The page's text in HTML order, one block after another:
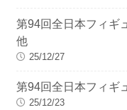
第94回全日本フィギ
他
25/12/27
第94回全日本フィギ
25/12/23